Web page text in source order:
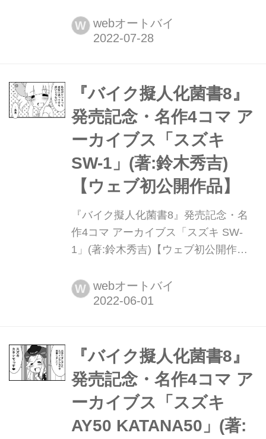
くバイクを愛す理由』(著:鈴木秀吉)シ
リーズの最新刊が全国の書店およびオ
こで第1話を掲載します。
W webオートバイ
『バイク擬人化菌書8』
発売記念・名作4コマ ア
ーカイブス「スズキ
SW-1」(著:鈴木秀吉)
【ウェブ初公開作品】
『バイク擬人化菌書8』発売記念・名
作4コマ アーカイブス「スズキ SW-
1」(著:鈴木秀吉)【ウェブ初公開作
刊『バイク擬人化菌書8』(著:鈴木秀
吉)を、2022年5月31日に発売しまし
W webオートバイ
『バイク擬人化菌書8』
発売記念・名作4コマ ア
ーカイブス「スズキ
AY50 KATANA50」(著: